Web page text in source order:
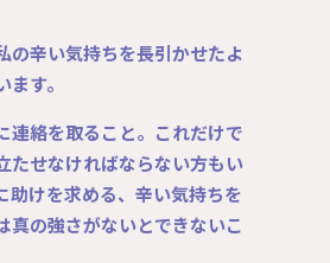
の辛い気持ちを長引かせたよ
す。
連絡を取ること。これだけで
たせなければならない方もい
助けを求める、辛い気持ちを
真の強さがないとできないこ